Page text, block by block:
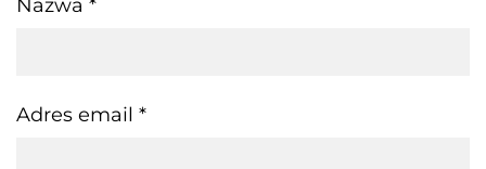
Nazwa *
Adres email *